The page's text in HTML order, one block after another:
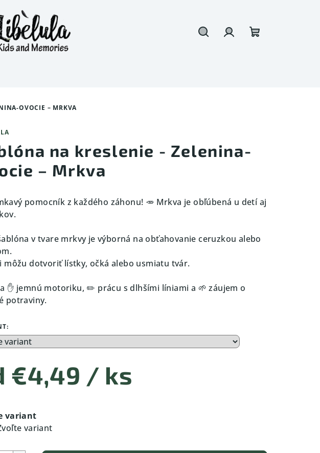
OVOCIE – MRKVA
na kreslenie - Zelenina-
– Mrkva
pomocník z každého záhonu! 🥕 Mrkva je obľúbená u detí aj
v tvare mrkvy je výborná na obťahovanie ceruzkou alebo
môžu dotvoriť lístky, očká alebo usmiatu tvár.
✋ jemnú motoriku, ✏️ prácu s dlhšími líniami a 🌱 záujem o
potraviny.
€4,49 / ks
variant
variant